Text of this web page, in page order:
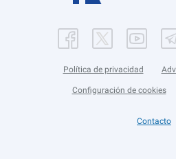
Política de privacidad
Configuración de cookies
Contacto